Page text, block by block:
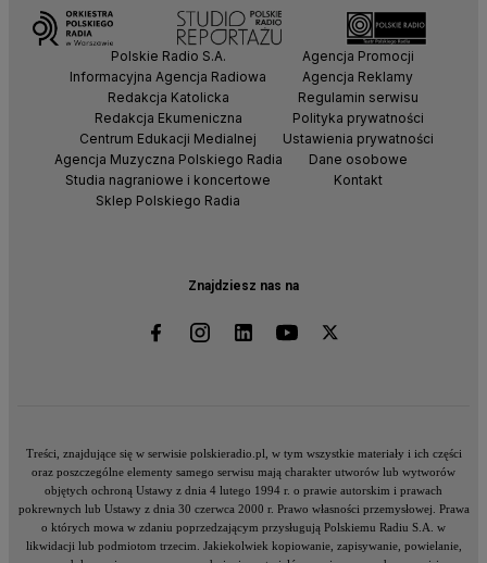
Znajdziesz nas na
Polskie Radio S.A.
Informacyjna Agencja Radiowa
Redakcja Katolicka
Redakcja Ekumeniczna
Centrum Edukacji Medialnej
Agencja Muzyczna Polskiego Radia
Studia nagraniowe i koncertowe
Sklep Polskiego Radia
Agencja Promocji
Agencja Reklamy
Regulamin serwisu
Polityka prywatności
Ustawienia prywatności
Dane osobowe
Kontakt
Treści, znajdujące się w serwisie polskieradio.pl, w tym wszystkie materiały i ich części
oraz poszczególne elementy samego serwisu mają charakter utworów lub wytworów
objętych ochroną Ustawy z dnia 4 lutego 1994 r. o prawie autorskim i prawach
pokrewnych lub Ustawy z dnia 30 czerwca 2000 r. Prawo własności przemysłowej. Prawa
o których mowa w zdaniu poprzedzającym przysługują Polskiemu Radiu S.A. w
likwidacji lub podmiotom trzecim. Jakiekolwiek kopiowanie, zapisywanie, powielanie,